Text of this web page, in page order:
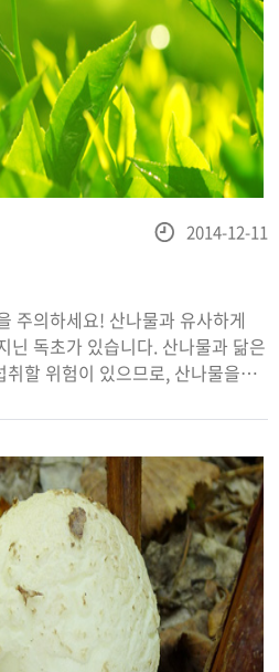
닌 독초가 있습니다. 산나물과 닮은
할 위험이 있으므로, 산나물을
섭취하는 일은 가급적 없
등
2014-12-11